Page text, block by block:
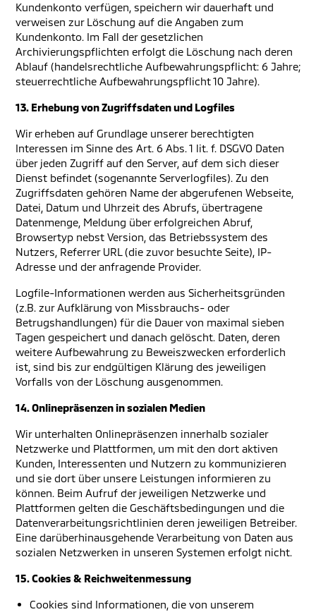
Kundenkonto verfügen, speichern wir dauerhaft und
verweisen zur Löschung auf die Angaben zum
Kundenkonto. Im Fall der gesetzlichen
Archivierungspflichten erfolgt die Löschung nach deren
Ablauf (handelsrechtliche Aufbewahrungspflicht: 6 Jahre;
steuerrechtliche Aufbewahrungspflicht 10 Jahre).
13. Erhebung von Zugriffsdaten und Logfiles
Wir erheben auf Grundlage unserer berechtigten
Interessen im Sinne des Art. 6 Abs. 1 lit. f. DSGVO Daten
über jeden Zugriff auf den Server, auf dem sich dieser
Dienst befindet (sogenannte Serverlogfiles). Zu den
Zugriffsdaten gehören Name der abgerufenen Webseite,
Datei, Datum und Uhrzeit des Abrufs, übertragene
Datenmenge, Meldung über erfolgreichen Abruf,
Browsertyp nebst Version, das Betriebssystem des
Nutzers, Referrer URL (die zuvor besuchte Seite), IP-
Adresse und der anfragende Provider.
Logfile-Informationen werden aus Sicherheitsgründen
(z.B. zur Aufklärung von Missbrauchs- oder
Betrugshandlungen) für die Dauer von maximal sieben
Tagen gespeichert und danach gelöscht. Daten, deren
weitere Aufbewahrung zu Beweiszwecken erforderlich
ist, sind bis zur endgültigen Klärung des jeweiligen
Vorfalls von der Löschung ausgenommen.
14. Onlinepräsenzen in sozialen Medien
Wir unterhalten Onlinepräsenzen innerhalb sozialer
Netzwerke und Plattformen, um mit den dort aktiven
Kunden, Interessenten und Nutzern zu kommunizieren
und sie dort über unsere Leistungen informieren zu
können. Beim Aufruf der jeweiligen Netzwerke und
Plattformen gelten die Geschäftsbedingungen und die
Datenverarbeitungsrichtlinien deren jeweiligen Betreiber.
Eine darüberhinausgehende Verarbeitung von Daten aus
sozialen Netzwerken in unseren Systemen erfolgt nicht.
15. Cookies & Reichweitenmessung
Cookies sind Informationen, die von unserem